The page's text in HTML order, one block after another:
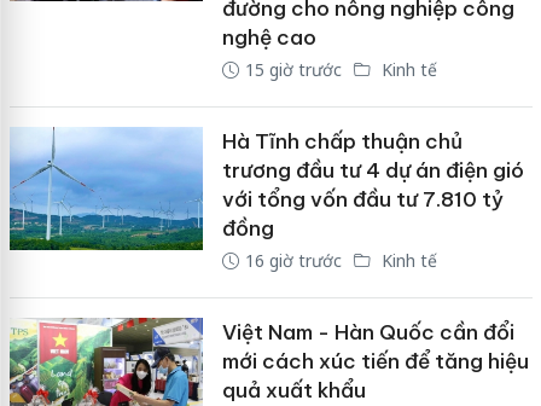
đường cho nông nghiệp công
nghệ cao
15 giờ trước Kinh tế
Hà Tĩnh chấp thuận chủ
trương đầu tư 4 dự án điện gió
với tổng vốn đầu tư 7.810 tỷ
đồng
16 giờ trước Kinh tế
Việt Nam - Hàn Quốc cần đổi
mới cách xúc tiến để tăng hiệu
quả xuất khẩu